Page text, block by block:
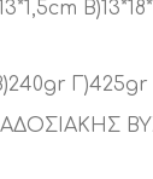
Γ)425gr